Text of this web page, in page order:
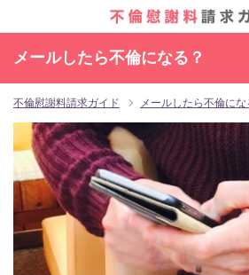
メールしたら不倫になる？
不倫慰謝料請求ガイド メールしたら不倫にな